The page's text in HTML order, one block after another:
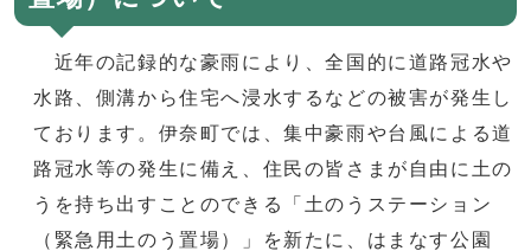
近年の記録的な豪雨により、全国的に道路冠水や
水路、側溝から住宅へ浸水するなどの被害が発生し
ております。伊奈町では、集中豪雨や台風による道
路冠水等の発生に備え、住民の皆さまが自由に土の
うを持ち出すことのできる「土のうステーション
（緊急用土のう置場）」を新たに、はまなす公園